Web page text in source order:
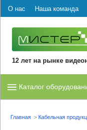
О нас Наша команда
12 лет на рынке
Каталог
Главная > Кабельная